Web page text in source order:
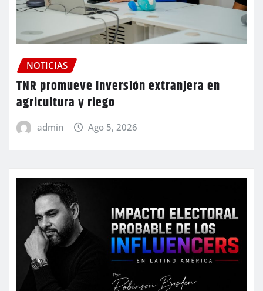
NOTICIAS
TNR promueve inversión extranjera en
agricultura y riego
admin Ago 5, 2026